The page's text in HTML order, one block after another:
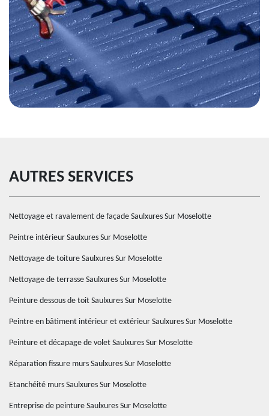
AUTRES SERVICES
Nettoyage et ravalement de façade Saulxures Sur Moselotte
Peintre intérieur Saulxures Sur Moselotte
Nettoyage de toiture Saulxures Sur Moselotte
Nettoyage de terrasse Saulxures Sur Moselotte
Peinture dessous de toit Saulxures Sur Moselotte
Peintre en bâtiment intérieur et extérieur Saulxures Sur Moselotte
Peinture et décapage de volet Saulxures Sur Moselotte
Réparation fissure murs Saulxures Sur Moselotte
Etanchéité murs Saulxures Sur Moselotte
Entreprise de peinture Saulxures Sur Moselotte